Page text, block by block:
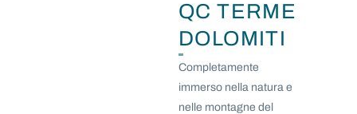
QC TERME
DOLOMITI
Completamente
immerso nella natura e
nelle montagne del